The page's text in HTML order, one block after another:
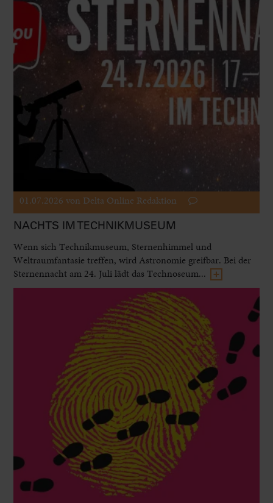
01.07.2026 von Delta Online Redaktion
NACHTS IM TECHNIKMUSEUM
Wenn sich Technikmuseum, Sternenhimmel und
Weltraumfantasie treffen, wird Astronomie greifbar. Bei der
Sternennacht am 24. Juli lädt das Technoseum...